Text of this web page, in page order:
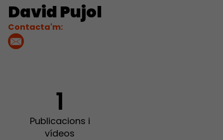
David Pujol
Contacta'm:
1
Publicacions i
vídeos